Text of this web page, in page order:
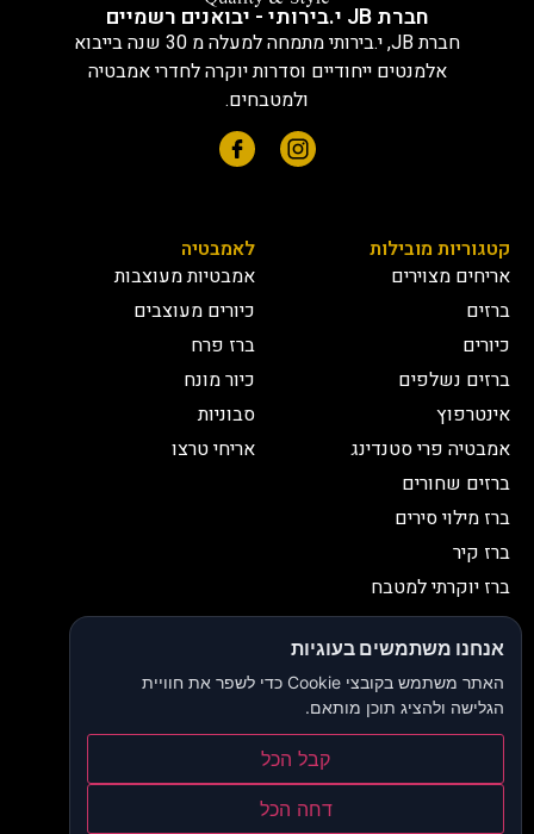
חברת JB י.בירותי - יבואנים רשמיים
חברת JB, י.בירותי מתמחה למעלה מ 30 שנה בייבוא
אלמנטים ייחודיים וסדרות יוקרה לחדרי אמבטיה
ולמטבחים.
קטגוריות מובילות
אריחים מצוירים
ברזים
כיורים
ברזים נשלפים
אינטרפוץ
אמבטיה פרי סטנדינג
ברזים שחורים
ברז מילוי סירים
ברז קיר
ברז יוקרתי למטבח
לאמבטיה
אמבטיות מעוצבות
כיורים מעוצבים
ברז פרח
כיור מונח
סבוניות
אריחי טרצו
יצירת קשר
03-9335335
052-2653038
sbeiruty@gmail.com
אולם תצוגה:דרך האורנים 23, רינתיה
אנחנו משתמשים בעוגיות
האתר משתמש בקובצי Cookie כדי לשפר את חוויית
הגלישה ולהציג תוכן מותאם.
קבל הכל
דחה הכל